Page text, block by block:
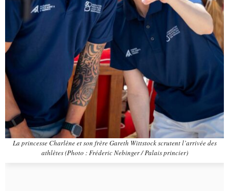
La princesse Charlène et son frère Gareth Wittstock scrutent l’arrivée des
athlètes (Photo : Fréderic Nebinger / Palais princier)